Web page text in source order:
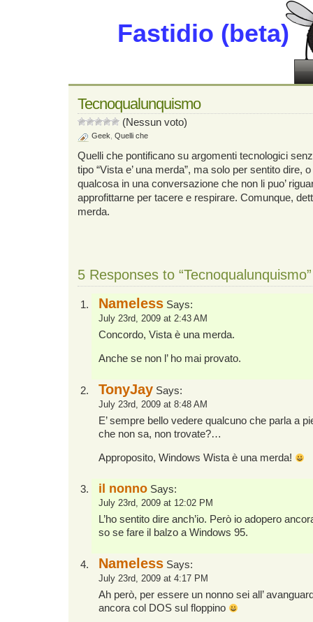
Fastidio (beta)
Tecnoqualunquismo
(Nessun voto)
Geek Quelli che
Quelli che pontificano su argomenti tecnologici
tipo “Vista e’ una merda”, ma solo per sentito dire,
qualcosa in una conversazione che non li puo’
approfittarne per tacere e respirare. Comunque,
merda.
5 Responses to “Tecnoqualunquismo”
Nameless Says:
July 23rd, 2009 at 2:43 AM
Concordo, Vista è una merda.
Anche se non l’ ho mai provato.
TonyJay Says:
July 23rd, 2009 at 8:48 AM
E’ sempre bello vedere qualcuno che parla a
che non sa, non trovate?…
Approposito, Windows Wista è una merda!
il nonno Says:
July 23rd, 2009 at 12:02 PM
L’ho sentito dire anch’io. Però io adopero
so se fare il balzo a Windows 95.
Nameless Says:
July 23rd, 2009 at 4:17 PM
Ah però, per essere un nonno sei all’
ancora col DOS sul floppino